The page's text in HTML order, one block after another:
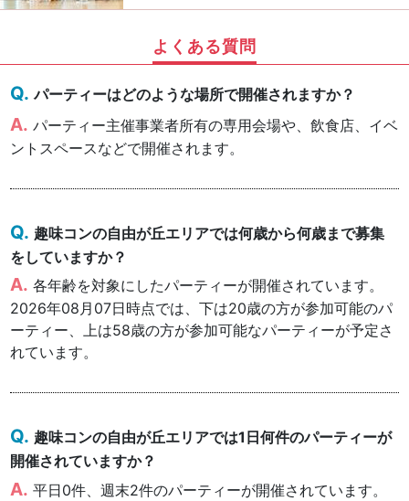
よくある質問
パーティーはどのような場所で開催されますか？
パーティー主催事業者所有の専用会場や、飲食店、イベ
ントスペースなどで開催されます。
趣味コンの自由が丘エリアでは何歳から何歳まで募集
をしていますか？
各年齢を対象にしたパーティーが開催されています。
2026年08月07日時点では、下は20歳の方が参加可能のパ
ーティー、上は58歳の方が参加可能なパーティーが予定さ
れています。
趣味コンの自由が丘エリアでは1日何件のパーティーが
開催されていますか？
平日0件、週末2件のパーティーが開催されています。